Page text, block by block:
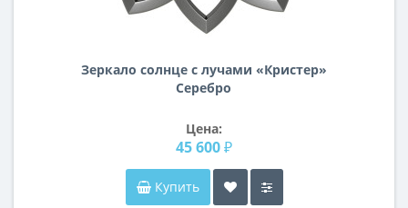
Зеркало солнце с лучами «Кристер»
Серебро
Цена:
45 600 ₽
Купить